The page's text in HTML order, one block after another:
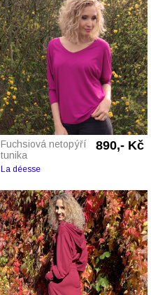
Fuchsiová netopýří
tunika
890,- Kč
La déesse